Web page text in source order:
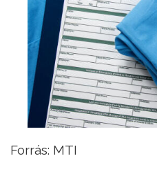
Forrás: MTI